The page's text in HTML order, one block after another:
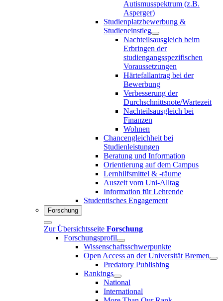
Autismusspektrum (z.B.
Asperger)
Studienplatzbewerbung &
Studieneinstieg
Nachteilsausgleich beim
Erbringen der
studiengangsspezifischen
Voraussetzungen
Härtefallantrag bei der
Bewerbung
Verbesserung der
Durchschnittsnote/Wartezeit
Nachteilsausgleich bei
Finanzen
Wohnen
Chancengleichheit bei
Studienleistungen
Beratung und Information
Orientierung auf dem Campus
Lernhilfsmittel & -räume
Auszeit vom Uni-Alltag
Information für Lehrende
Studentisches Engagement
Forschung
Zur Übersichtsseite Forschung
Forschungsprofil
Wissenschaftsschwerpunkte
Open Access an der Universität Bremen
Predatory Publishing
Rankings
National
International